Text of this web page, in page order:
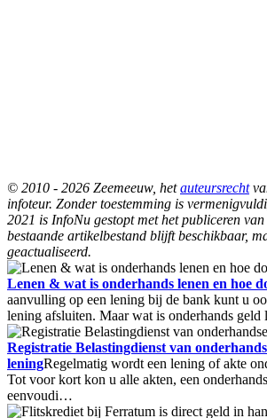
© 2010 - 2026 Zeemeeuw, hetauteursrecht
infoteur. Zonder toestemming is
2021 is InfoNu gestopt met het publiceren
bestaande artikelbestand blijft beschikbaar,
geactualiseerd.
Lenen & wat is onderhands lenen en hoe
aanvulling op een lening bij de bank kunt u
lening afsluiten. Maar wat is onderhands
Registratie Belastingdienst van
leningRegelmatig wordt een lening of akte
Tot voor kort kon u alle akten, een
eenvoudi…